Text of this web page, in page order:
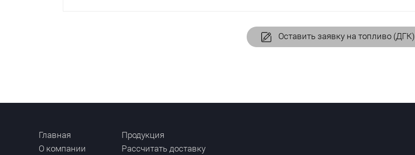
Оставить заявку на топливо (ДГК)
Главная
О компании
Продукция
Рассчитать доставку